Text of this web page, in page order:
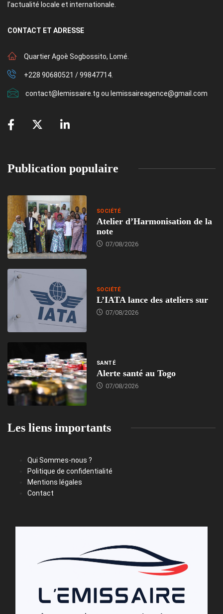
l’actualité locale et internationale.
CONTACT ET ADRESSE
Quartier Agoè Sogbossito, Lomé.
+228 90680521 / 99847714.
contact@lemissaire.tg ou lemissaireagence@gmail.com
Publication populaire
SOCIÉTÉ
Atelier d’Harmonisation de la
note
07/08/2026
SOCIÉTÉ
L’IATA lance des ateliers sur
07/08/2026
SANTÉ
Alerte santé au Togo
07/08/2026
Les liens importants
Qui Sommes-nous ?
Politique de confidentialité
Mentions légales
Contact